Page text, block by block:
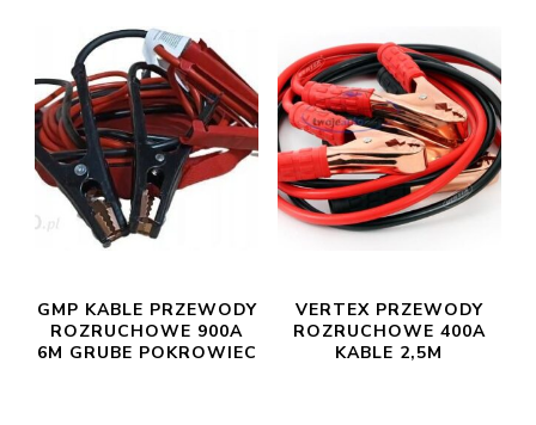
GMP KABLE PRZEWODY
ROZRUCHOWE 900A
6M GRUBE POKROWIEC
VERTEX PRZEWODY
ROZRUCHOWE 400A
KABLE 2,5M